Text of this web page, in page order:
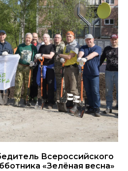
Всероссийского
«Зелёная весна»